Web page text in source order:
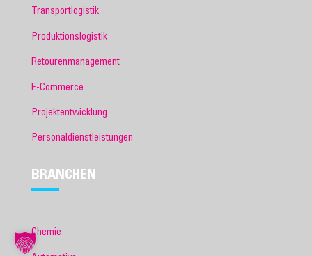
Transportlogistik
Produktionslogistik
Retourenmanagement
E-Commerce
Projektentwicklung
Personaldienstleistungen
BRANCHEN
Chemie